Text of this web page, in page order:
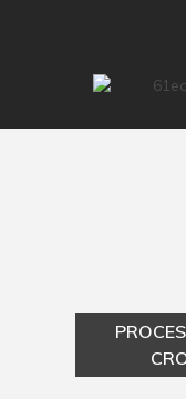
Arte e cultura
Musica cinema e
Chi è Paolo Ferrari